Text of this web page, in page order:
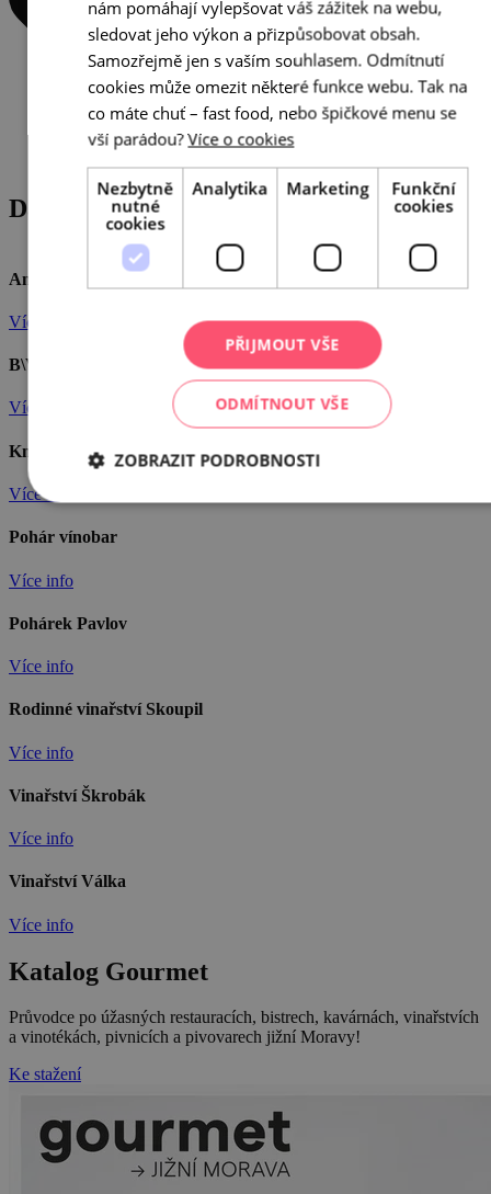
Další podniky
Andulka winery
Více info
B\V vinařství
Více info
Knoll: Na kávu & pohárek
Více info
Pohár vínobar
Více info
Pohárek Pavlov
Více info
Rodinné vinařství Skoupil
Více info
Vinařství Škrobák
Více info
Vinařství Válka
Více info
Katalog Gourmet
Průvodce po úžasných restauracích, bistrech, kavárnách, vinařstvích
a vinotékách, pivnicích a pivovarech jižní Moravy!
Ke stažení
nám pomáhají vylepšovat váš zážitek na webu,
sledovat jeho výkon a přizpůsobovat obsah.
Samozřejmě jen s vaším souhlasem. Odmítnutí
cookies může omezit některé funkce webu. Tak na
co máte chuť – fast food, nebo špičkové menu se
vší parádou? Více o cookies
Nezbytně
nutné
cookies
Analytika Marketing
Funkční
cookies
PŘIJMOUT VŠE
ODMÍTNOUT VŠE
ZOBRAZIT PODROBNOSTI